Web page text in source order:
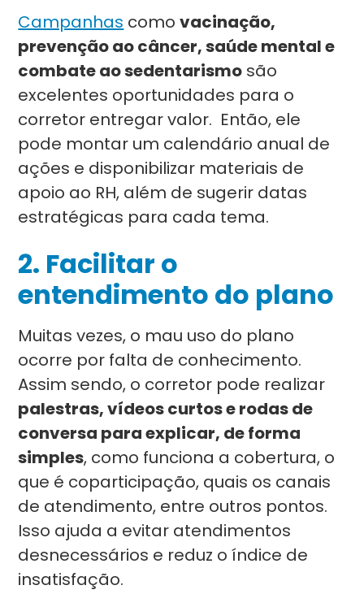
Campanhas comovacinação,
prevenção ao câncer, saúde mental e
combate ao sedentarismo são
excelentes oportunidades para o
corretor entregar valor. Então, ele
pode montar um calendário anual de
ações e disponibilizar materiais de
apoio ao RH, além de sugerir datas
estratégicas para cada tema.
2. Facilitar o
entendimento do plano
Muitas vezes, o mau uso do plano
ocorre por falta de conhecimento.
Assim sendo, o corretor pode realizar
palestras, vídeos curtos e rodas de
conversa para explicar, de forma
simples, como funciona a cobertura, o
que é coparticipação, quais os canais
de atendimento, entre outros pontos.
Isso ajuda a evitar atendimentos
desnecessários e reduz o índice de
insatisfação.